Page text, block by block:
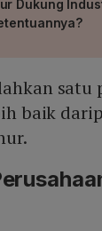
Dukung
satu
baik